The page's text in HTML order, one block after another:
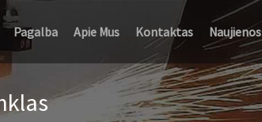
Pagalba Apie Mus Kontaktas Naujienos